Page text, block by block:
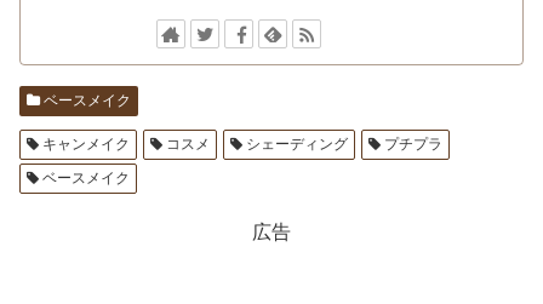
ベースメイク
キャンメイク コスメ シェーディング
プチプラ
ベースメイク
広告